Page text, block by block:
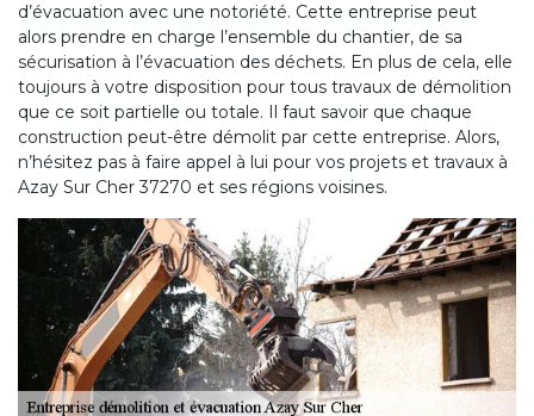
d’évacuation avec une notoriété. Cette entreprise peut
alors prendre en charge l’ensemble du chantier, de sa
sécurisation à l’évacuation des déchets. En plus de cela, elle
toujours à votre disposition pour tous travaux de démolition
que ce soit partielle ou totale. Il faut savoir que chaque
construction peut-être démolit par cette entreprise. Alors,
n’hésitez pas à faire appel à lui pour vos projets et travaux à
Azay Sur Cher 37270 et ses régions voisines.